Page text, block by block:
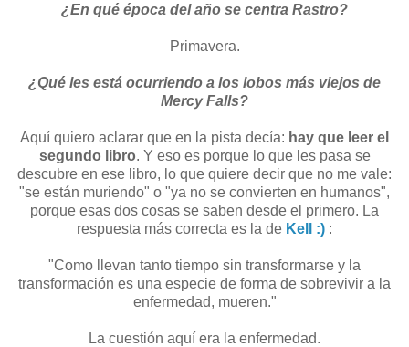
¿En qué época del año se centra Rastro?
Primavera.
¿Qué les está ocurriendo a los lobos más viejos de
Mercy Falls?
Aquí quiero aclarar que en la pista decía: hay que leer el
segundo libro. Y eso es porque lo que les pasa se
descubre en ese libro, lo que quiere decir que no me vale:
"se están muriendo" o "ya no se convierten en humanos",
porque esas dos cosas se saben desde el primero. La
respuesta más correcta es la de Kell :) :
"Como llevan tanto tiempo sin transformarse y la
transformación es una especie de forma de sobrevivir a la
enfermedad, mueren."
La cuestión aquí era la enfermedad.